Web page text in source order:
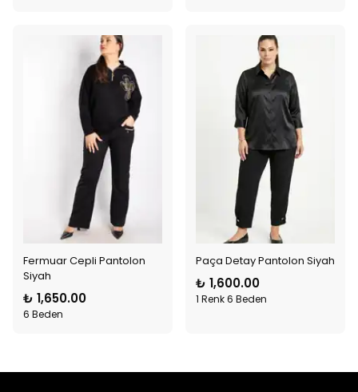
Fermuar Cepli Pantolon
Siyah
₺ 1,650.00
6 Beden
Paça Detay Pantolon Siyah
₺ 1,600.00
1 Renk 6 Beden